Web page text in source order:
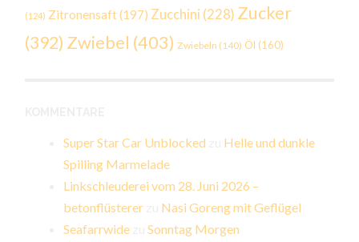
(124) Zitronensaft(197) Zucchini (228) Zucker
(392) Zwiebel (403) Zwiebeln (140) Öl (160)
Super Star Car Unblocked
Helle und dunkle
Spilling Marmelade
Linkschleuderei vom 28. Juni 2026 –
betonflüsterer
Nasi Goreng mit Geflügel
Seafarrwide zuSonntag Morgen